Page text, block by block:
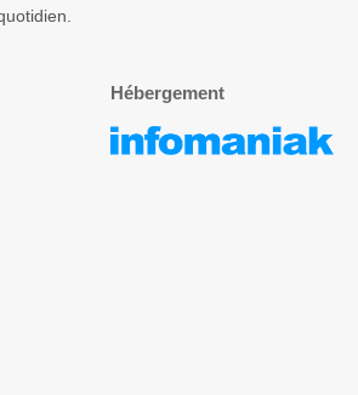
Hébergement